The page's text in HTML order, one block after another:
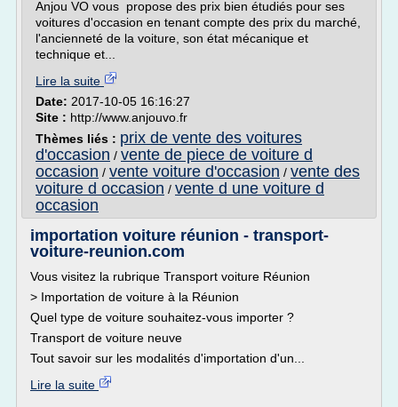
Anjou VO vous propose des prix bien étudiés pour ses
voitures d'occasion en tenant compte des prix du marché,
l'ancienneté de la voiture, son état mécanique et
technique et...
Lire la suite
Date: 2017-10-05 16:16:27
Site : http://www.anjouvo.fr
Thèmes liés : prix de vente des voitures
d'occasion / vente de piece de voiture d
occasion / vente voiture d'occasion / vente des
voiture d occasion / vente d une voiture d
occasion
importation voiture réunion - transport-
voiture-reunion.com
Vous visitez la rubrique Transport voiture Réunion
> Importation de voiture à la Réunion
Quel type de voiture souhaitez-vous importer ?
Transport de voiture neuve
Tout savoir sur les modalités d'importation d'un...
Lire la suite